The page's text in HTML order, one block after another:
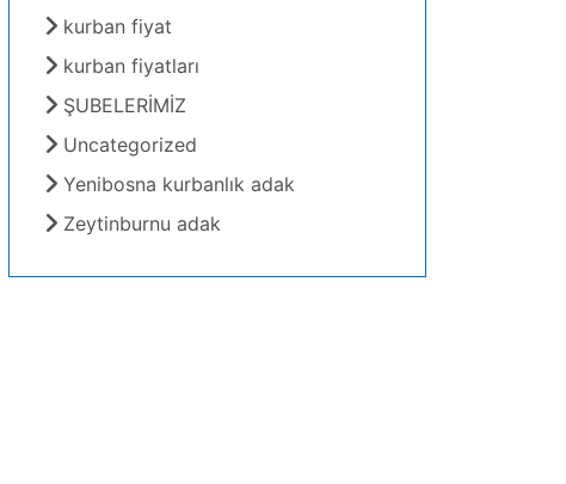
kurban fiyat
kurban fiyatları
ŞUBELERİMİZ
Uncategorized
Yenibosna kurbanlık adak
Zeytinburnu adak